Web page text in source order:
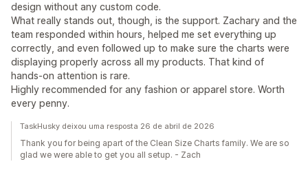
design without any custom code.
What really stands out, though, is the support. Zachary and the
team responded within hours, helped me set everything up
correctly, and even followed up to make sure the charts were
displaying properly across all my products. That kind of
hands-on attention is rare.
Highly recommended for any fashion or apparel store. Worth
every penny.
TaskHusky deixou uma resposta 26 de abril de 2026
Thank you for being apart of the Clean Size Charts family. We are so
glad we were able to get you all setup. - Zach